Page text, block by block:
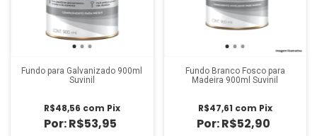
Fundo para Galvanizado 900ml
Suvinil
R$53,95
R$48,56 com Pix
Fundo Branco Fosco para
Madeira 900ml Suvinil
R$52,90
R$47,61 com Pix